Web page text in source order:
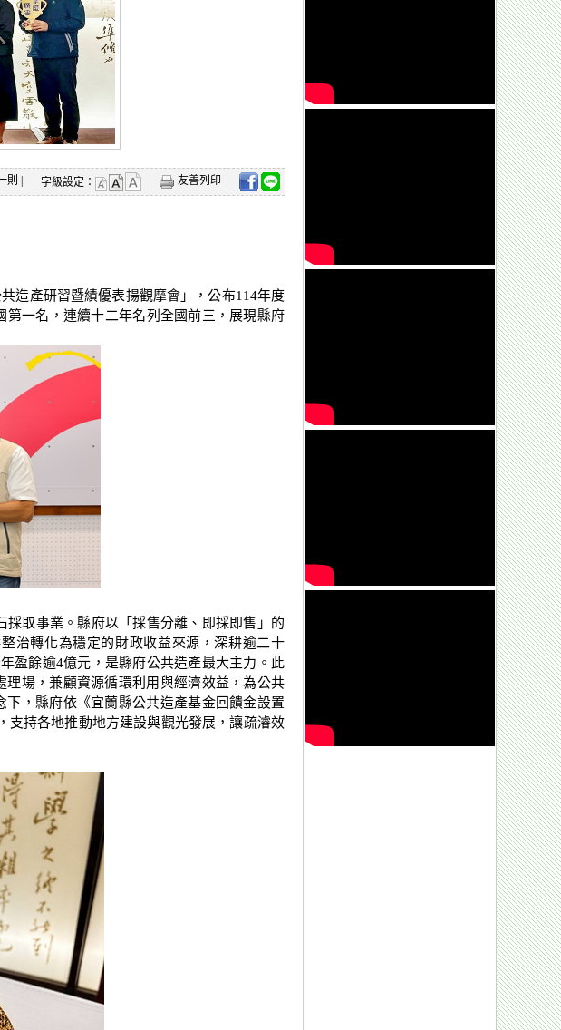
則 字級設定： 友善列印
造產研習暨績優表揚觀摩會」，公布114年度
一名，連續十二年名列全國前三，展現縣府
取事業。縣府以「採售分離、即採即售」的
治轉化為穩定的財政收益來源，深耕逾二十
盈餘逾4億元，是縣府公共造產最大主力。此
場，兼顧資源循環利用與經濟效益，為公共
，縣府依《宜蘭縣公共造產基金回饋金設置
支持各地推動地方建設與觀光發展，讓疏濬效